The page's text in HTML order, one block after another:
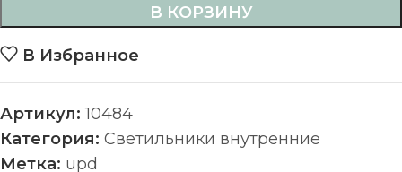
В КОРЗИНУ
В Избранное
Артикул:10484
Категория: Светильники внутренние
Метка: upd